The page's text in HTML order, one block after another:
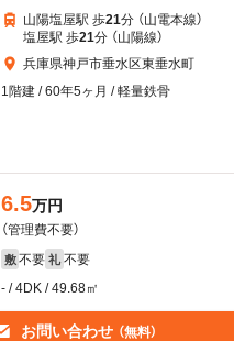
山陽塩屋駅 歩21分 （山電本線）
塩屋駅 歩21分 （山陽線）
兵庫県神戸市垂水区東垂水町
1階建 / 60年5ヶ月 / 軽量鉄骨
6.5万円
（管理費不要）
敷 不要 礼 不要
- / 4DK / 49.68㎡
お問い合わせ （無料）